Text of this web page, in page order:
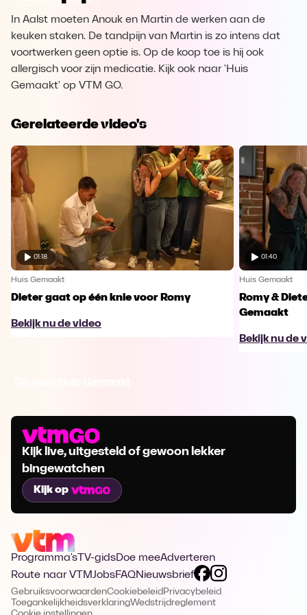
In Aalst moeten Anouk en Martin de werken aan de
keuken staken. De tandpijn van Martin is zo intens dat
voortwerken geen optie is. Op de koop toe is hij ook
allergisch voor zijn medicatie. Kijk ook naar 'Huis
Gemaakt' op VTM GO.
Gerelateerde video's
01:18
Huis Gemaakt
Dieter gaat op één knie voor Romy
Bekijk nu de video
01:40
Huis Gemaakt
Romy &
Gemaakt
Bekijk nu de
Kijk live, uitgesteld of gewoon lekker
bingewatchen
Kijk op
Programma's TV-gidsDoe meeAdverteren
Route naar VTMJobsFAQNieuwsbrief
GebruiksvoorwaardenCookiebeleid Privacybeleid
ToegankelijkheidsverklaringWedstrijdreglement